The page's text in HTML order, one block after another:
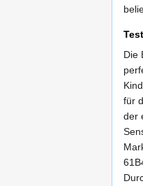
Die
für
der